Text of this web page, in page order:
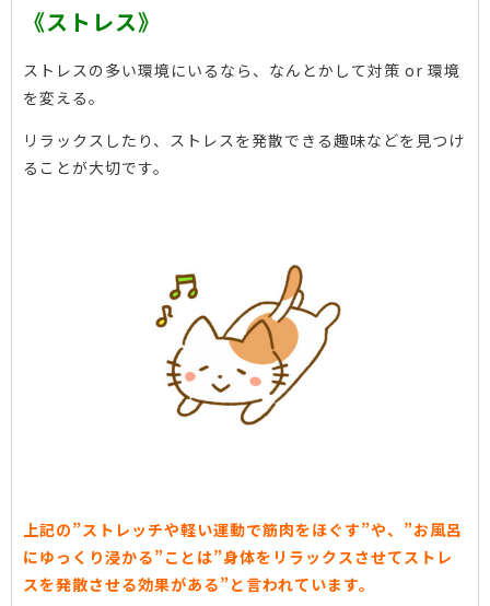
《ストレス》
ストレスの多い環境にいるなら、なんとかして対策 or 環境
を変える。
リラックスしたり、ストレスを発散できる趣味などを見つけ
ることが大切です。
上記の”ストレッチや軽い運動で筋肉をほぐす”や、”お風呂
にゆっくり浸かる”ことは”身体をリラックスさせてストレ
スを発散させる効果がある”と言われています。